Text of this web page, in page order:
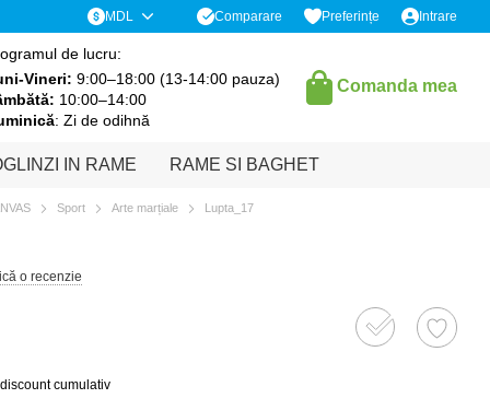
MDL Comparare Preferințe Intrare
de lucru:
Vineri: 9:00–18:00 (13-14:00 pauza)
10:00–14:00
: Zi de odihnă
Comanda mea
IN RAME RAME SI BAGHET
Sport Arte marțiale Lupta_17
o recenzie
cumulativ